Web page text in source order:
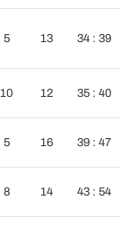
5 13 34 : 39
10 12 35 : 40
5 16 39 : 47
8 14 43 : 54